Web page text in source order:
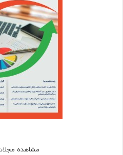
مشاهده